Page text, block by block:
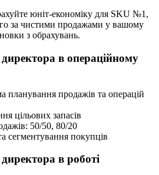
юніт-економіку для SKU №1,
за чистими продажами у вашому
з обрахувань.
в операційному
планування продажів та операцій
цільових запасів
50/50, 80/20
сегментування покупців
в роботі